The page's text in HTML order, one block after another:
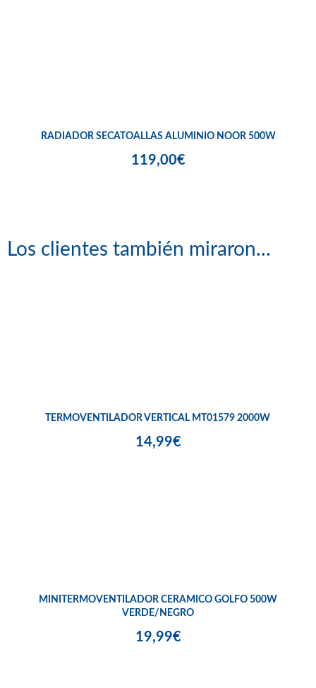
RADIADOR SECATOALLAS ALUMINIO NOOR 500W
119,00€
Los clientes también miraron...
TERMOVENTILADOR VERTICAL MT01579 2000W
14,99€
MINITERMOVENTILADOR CERAMICO GOLFO 500W
VERDE/NEGRO
19,99€